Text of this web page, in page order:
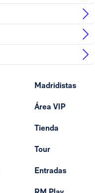
Madridistas
Área VIP
Tienda
Tour
Entradas